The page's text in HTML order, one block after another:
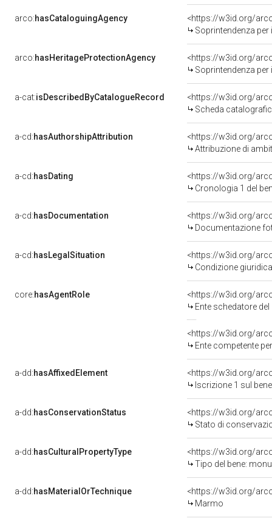
arco:hasCataloguingAgency
<https://w3id.org/
Soprintendenza
arco:hasHeritageProtectionAgency
<https://w3id.org/
Soprintendenza
a-cat:isDescribedByCatalogueRecord
<https://w3id.org/
Scheda
a-cd:hasAuthorshipAttribution
<https://w3id.org/
Attribuzione di
a-cd:hasDating
<https://w3id.org/
Cronologia 1 del
a-cd:hasDocumentation
Documentazione
a-cd:hasLegalSituation
Condizione
core:hasAgentRole
<https://w3id.org/
Ente schedatore del
<https://w3id.org/
Ente competente per
a-dd:hasAffixedElement
<https://w3id.org/
Iscrizione 1 sul
a-dd:hasConservationStatus
<https://w3id.org/
Stato di
a-dd:hasCulturalPropertyType
<https://w3id.org/
Tipo del bene:
a-dd:hasMaterialOrTechnique
<https://w3id.org/
Marmo